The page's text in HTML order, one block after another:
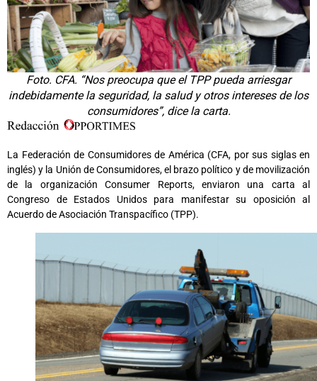
Foto. CFA. “Nos preocupa que el TPP pueda arriesgar
indebidamente la seguridad, la salud y otros intereses de los
consumidores”, dice la carta.
La Federación de Consumidores de América (CFA, por sus siglas en
inglés) y la Unión de Consumidores, el brazo político y de movilización
de la organización Consumer Reports, enviaron una carta al
Congreso de Estados Unidos para manifestar su oposición al
Acuerdo de Asociación Transpacífico (TPP).